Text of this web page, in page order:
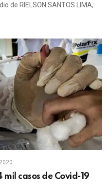
de RIELSON SANTOS LIMA,
casos de Covid-19